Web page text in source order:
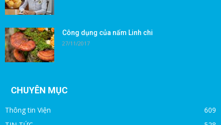
Công dụng của nấm Linh chi
27/11/2017
CHUYÊN MỤC
Thông tin Viện
609